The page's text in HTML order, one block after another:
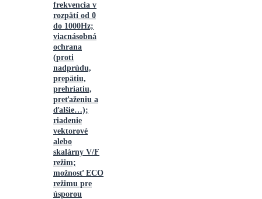
frekvencia v
rozpätí od 0
do 1000Hz;
viacnásobná
ochrana
(proti
nadprúdu,
prepätiu,
prehriatiu,
preťaženiu a
ďalšie…);
riadenie
vektorové
alebo
skalárny V/F
režim;
možnosť ECO
režimu pre
úsporou